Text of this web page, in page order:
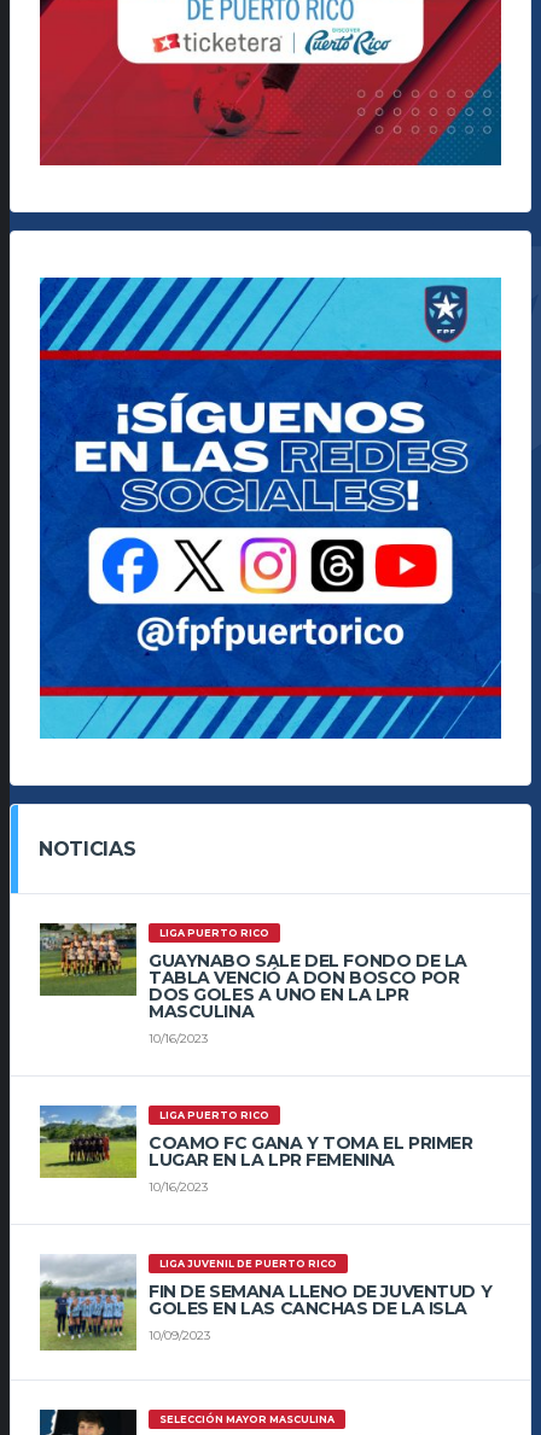
NOTICIAS
LIGA PUERTO RICO
GUAYNABO SALE DEL FONDO DE LA
TABLA VENCIÓ A DON BOSCO POR
DOS GOLES A UNO EN LA LPR
MASCULINA
10/16/2023
LIGA PUERTO RICO
COAMO FC GANA Y TOMA EL PRIMER
LUGAR EN LA LPR FEMENINA
10/16/2023
LIGA JUVENIL DE PUERTO RICO
FIN DE SEMANA LLENO DE JUVENTUD Y
GOLES EN LAS CANCHAS DE LA ISLA
10/09/2023
SELECCIÓN MAYOR MASCULINA